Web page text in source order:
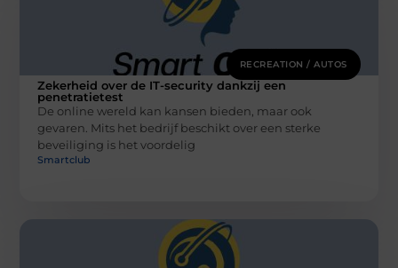
RECREATION / AUTOS
Zekerheid over de IT-security dankzij een
penetratietest
De online wereld kan kansen bieden, maar ook
gevaren. Mits het bedrijf beschikt over een sterke
beveiliging is het voordelig
Smartclub